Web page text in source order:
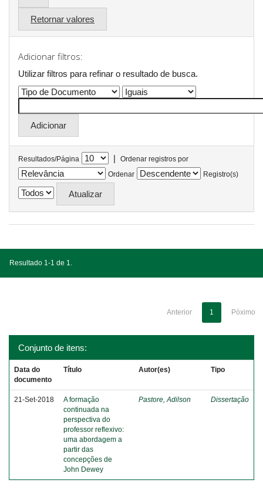
Retornar valores
Adicionar filtros:
Utilizar filtros para refinar o resultado de busca.
Resultados/Página |
Ordenar registros por
Ordenar
Registro(s)
Resultado 1-1 de 1.
Anterior 1 Póximo
Conjunto de itens:
Data do
documento
Título Autor(es) Tipo
21-Set-2018
A formação
continuada na
perspectiva do
professor reflexivo:
uma abordagem a
partir das
concepções de
John Dewey
Pastore, Adilson Dissertação